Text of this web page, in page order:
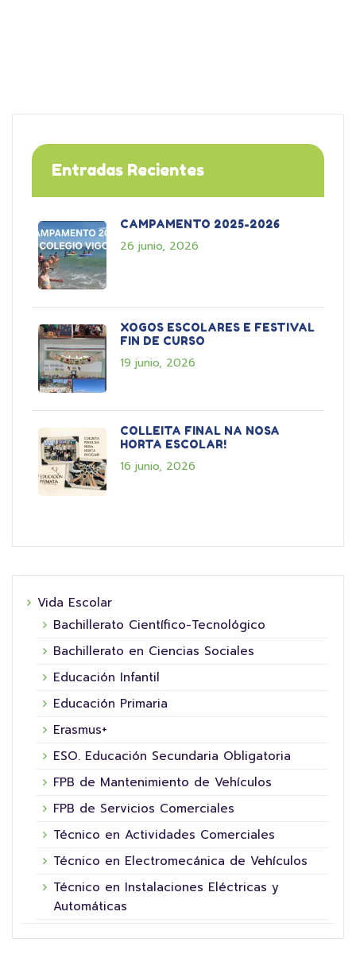
Entradas Recientes
CAMPAMENTO 2025-2026
26 junio, 2026
XOGOS ESCOLARES E FESTIVAL
FIN DE CURSO
19 junio, 2026
COLLEITA FINAL NA NOSA
HORTA ESCOLAR!
16 junio, 2026
Vida Escolar
Bachillerato Científico-Tecnológico
Bachillerato en Ciencias Sociales
Educación Infantil
Educación Primaria
Erasmus+
ESO. Educación Secundaria Obligatoria
FPB de Mantenimiento de Vehículos
FPB de Servicios Comerciales
Técnico en Actividades Comerciales
Técnico en Electromecánica de Vehículos
Técnico en Instalaciones Eléctricas y
Automáticas